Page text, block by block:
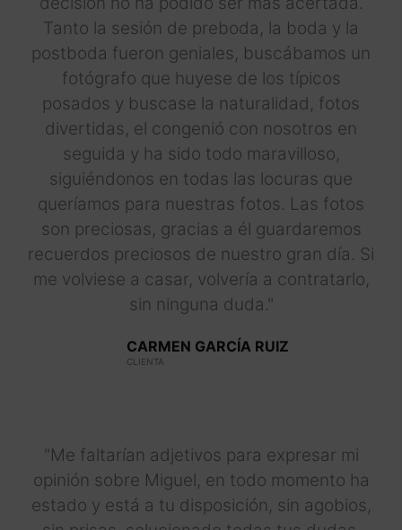
Tanto la sesión de preboda, la boda y la
postboda fueron geniales, buscábamos un
fotógrafo que huyese de los típicos
posados y buscase la naturalidad, fotos
divertidas, el congenió con nosotros en
seguida y ha sido todo maravilloso,
siguiéndonos en todas las locuras que
queríamos para nuestras fotos. Las fotos
son preciosas, gracias a él guardaremos
recuerdos preciosos de nuestro gran día. Si
me volviese a casar, volvería a contratarlo,
sin ninguna duda."
CARMEN GARCÍA RUIZ
CLIENTA
"Me faltarían adjetivos para expresar mi
opinión sobre Miguel, en todo momento ha
estado y está a tu disposición, sin agobios,